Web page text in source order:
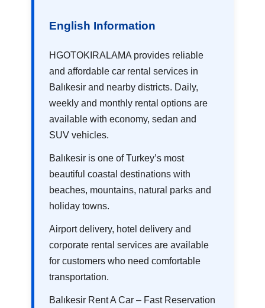
English Information
HGOTOKIRALAMA provides reliable
and affordable car rental services in
Balıkesir and nearby districts. Daily,
weekly and monthly rental options are
available with economy, sedan and
SUV vehicles.
Balıkesir is one of Turkey’s most
beautiful coastal destinations with
beaches, mountains, natural parks and
holiday towns.
Airport delivery, hotel delivery and
corporate rental services are available
for customers who need comfortable
transportation.
Balıkesir Rent A Car – Fast Reservation